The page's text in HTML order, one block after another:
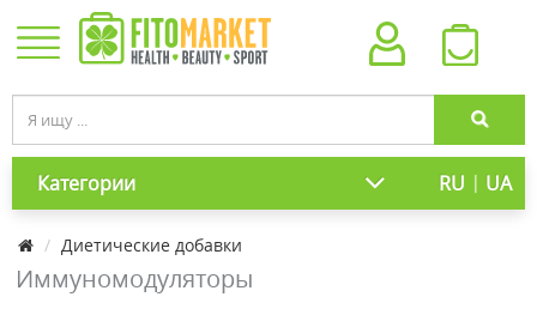
Категории RU | UA
Диетические добавки
Иммуномодуляторы